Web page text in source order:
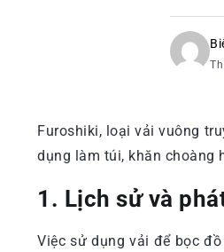
Furoshiki, loại vải vuông
dụng làm túi, khăn choàng
1. Lịch sử và
Việc sử dụng vải để bọc